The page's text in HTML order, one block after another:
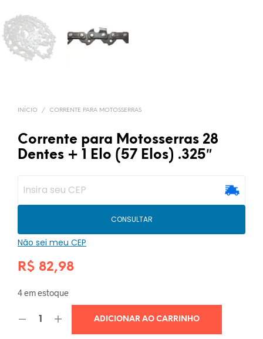
INÍCIO / CORRENTE PARA MOTOSSERRAS
Corrente para Motosserras 28
Dentes + 1 Elo (57 Elos) .325″
CONSULTAR
Não sei meu CEP
R$ 82,98
4 em estoque
ADICIONAR AO CARRINHO